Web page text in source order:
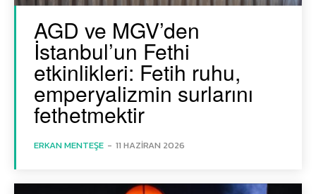
AGD ve MGV’den
İstanbul’un Fethi
etkinlikleri: Fetih ruhu,
emperyalizmin surlarını
fethetmektir
ERKAN MENTEŞE - 11 HAZIRAN 2026